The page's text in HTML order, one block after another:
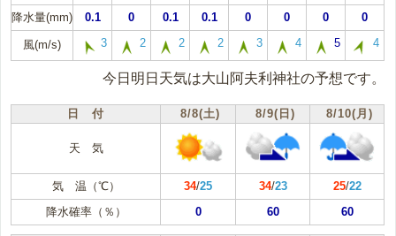
降水量(mm)
0.1 0 0.1 0.1 0 0 0 0
風(m/s) 3 2 2 2 3 4 5 4
今日明日天気は大山阿夫利神社の予想です。
日 付 8/8(土) 8/9(日) 8/10(月)
天 気
気 温（℃） 34/25 34/23 25/22
降水確率（％）
0 60 60